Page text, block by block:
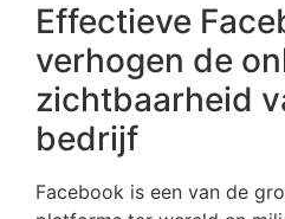
Effectieve
verhogen de
zichtbaarheid
bedrijf
Facebook is een van de